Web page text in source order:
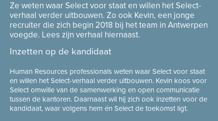
Ze weten waar Select voor staat en willen het Select-
verhaal verder uitbouwen. Zo ook Kevin, een jonge
recruiter die zich begin 2018 bij het team in Antwerpen
voegde. Lees zijn verhaal hiernaast.
Inzetten op de kandidaat
Human Resources professionals weten waar Select voor staat
en willen het Select-verhaal verder uitbouwen. Kevin koos voor
Select omwille van de samenwerking en open communicatie
tussen de kantoren. Daarnaast wil hij zich ook inzetten voor de
kandidaat, waar volgens hem én Select de toekomst ligt.